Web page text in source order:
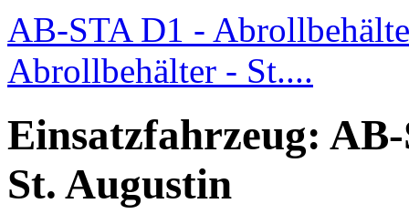
AB-STA D1 -
Abrollbehälter - St....
Einsatzfahrzeug:
St. Augustin